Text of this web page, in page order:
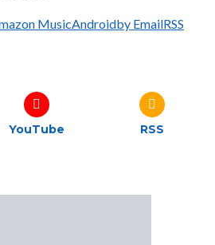
MusicAndroidby EmailRSS
YouTube RSS